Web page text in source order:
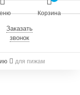
Корзина
Заказать
звонок
для пижам